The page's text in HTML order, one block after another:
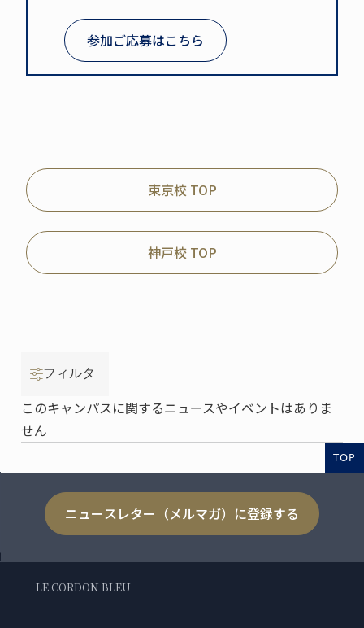
参加ご応募はこちら
東京校 TOP
神戸校 TOP
フィルタ
このキャンパスに関するニュースやイベントはありま
せん
TOP
ニュースレター（メルマガ）に登録する
LE CORDON BLEU